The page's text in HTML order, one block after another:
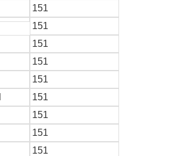
151
151
151
151
151
151
151
151
151